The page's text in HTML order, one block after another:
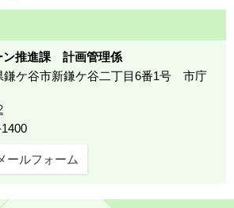
推進課 計画管理係
ケ谷市新鎌ケ谷二丁目6番1号 市庁
ールフォーム